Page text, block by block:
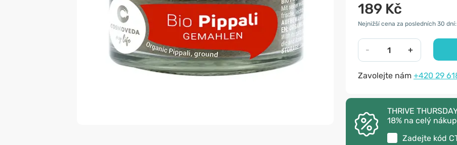
189 Kč
Nejnižší cena za posledních 30 dní:
- +
Zavolejte nám +420 29
THRIVE
18% na celý
Zadejte kód